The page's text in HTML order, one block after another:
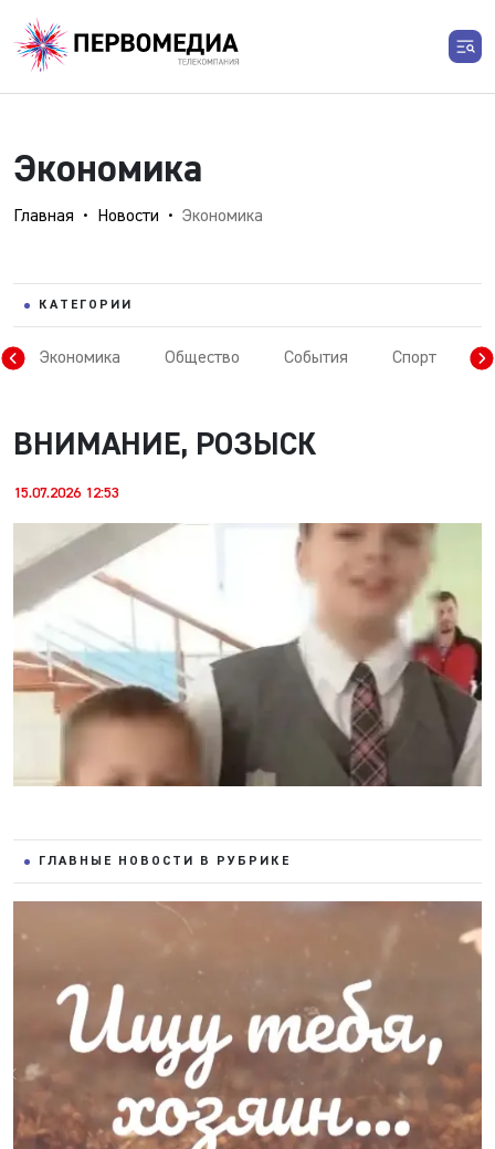
Экономика
Главная Новости Экономика
КАТЕГОРИИ
Экономика Общество События Спорт
ВНИМАНИЕ, РОЗЫСК
15.07.2026 12:53
ГЛАВНЫЕ НОВОСТИ В РУБРИКЕ